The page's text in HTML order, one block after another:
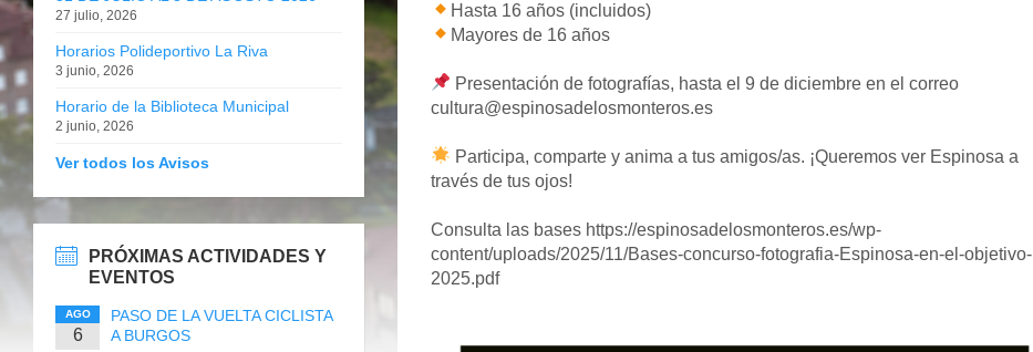
Hasta 16 años (incluidos)
Mayores de 16 años
Presentación de fotografías, hasta el 9 de diciembre en el correo
cultura@espinosadelosmonteros.es
Participa, comparte y anima a tus amigos/as. ¡Queremos ver Espinosa a
través de tus ojos!
Consulta las bases https://espinosadelosmonteros.es/wp-
content/uploads/2025/11/Bases-concurso-fotografia-Espinosa-en-el-objetivo-
2025.pdf
27 julio, 2026
Horarios Polideportivo La Riva
3 junio, 2026
Horario de la Biblioteca Municipal
2 junio, 2026
Ver todos los Avisos
PRÓXIMAS ACTIVIDADES Y
EVENTOS
AGO
6
PASO DE LA VUELTA CICLISTA
A BURGOS